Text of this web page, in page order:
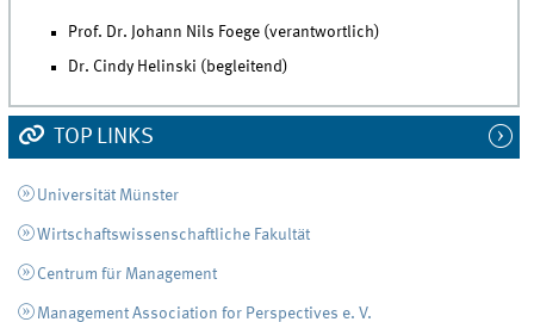
Prof. Dr. Johann Nils Foege (verantwortlich)
Dr. Cindy Helinski (begleitend)
TOP LINKS
Universität Münster
Wirtschaftswissenschaftliche Fakultät
Centrum für Management
Management Association for Perspectives e. V.